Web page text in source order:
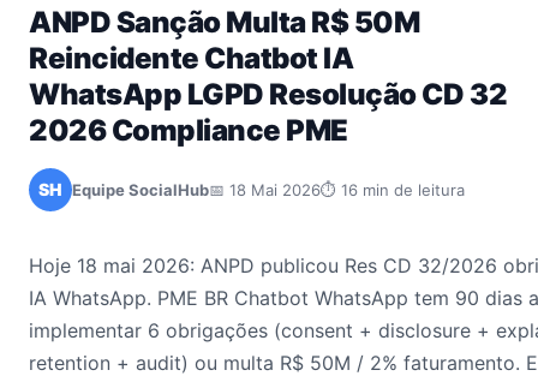
ANPD Sanção Multa R$ 50M
Reincidente Chatbot IA
WhatsApp LGPD Resolução CD 32
2026 Compliance PME
SH Equipe SocialHub📅 18 Mai 2026⏱ 16 min de leitura
Hoje 18 mai 2026: ANPD publicou Res CD 32/2026
IA WhatsApp. PME BR Chatbot WhatsApp tem 90 dias
implementar 6 obrigações (consent + disclosure +
retention + audit) ou multa R$ 50M / 2% faturamento.